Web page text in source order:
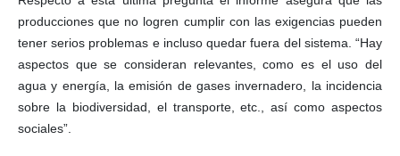
producciones que no logren cumplir con las exigencias pueden
tener serios problemas e incluso quedar fuera del sistema. “Hay
aspectos que se consideran relevantes, como es el uso del
agua y energía, la emisión de gases invernadero, la incidencia
sobre la biodiversidad, el transporte, etc., así como aspectos
sociales”.